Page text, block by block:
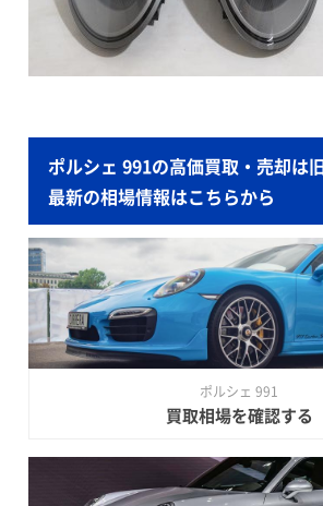
ポルシェ 991の高価買取・売却は
最新の相場情報はこちらから
ポルシェ 991
買取相場を確認する